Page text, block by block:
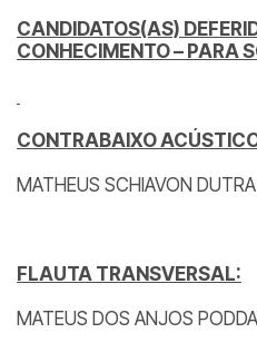
CANDIDATOS(AS)
CONHECIMENTO – PARA
CONTRABAIXO
MATHEUS SCHIAVON DUTRA
FLAUTA TRANSVERSAL:
MATEUS DOS ANJOS PODDA